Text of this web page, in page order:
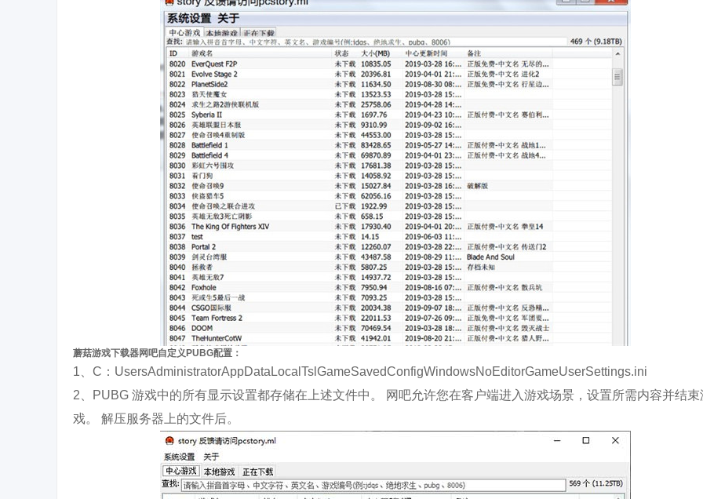
蘑菇游戏下载器网吧自定义PUBG配置：
1、C：UsersAdministratorAppDataLocalTslGameSavedConfigWindowsNoEditorGameUserSettings.ini
2、PUBG 游戏中的所有显示设置都存储在上述文件中。 网吧允许您在客户端进入游戏场景，设置所需内容并结束
戏。 解压服务器上的文件后。